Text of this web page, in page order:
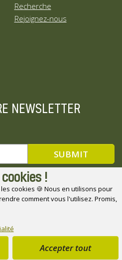
!
cookies 🍪 Nous en utilisons pour
comment vous l'utilisez. Promis,
Accepter tout
Recherche
Rejoignez-nous
NEWSLETTER
ses partenaires